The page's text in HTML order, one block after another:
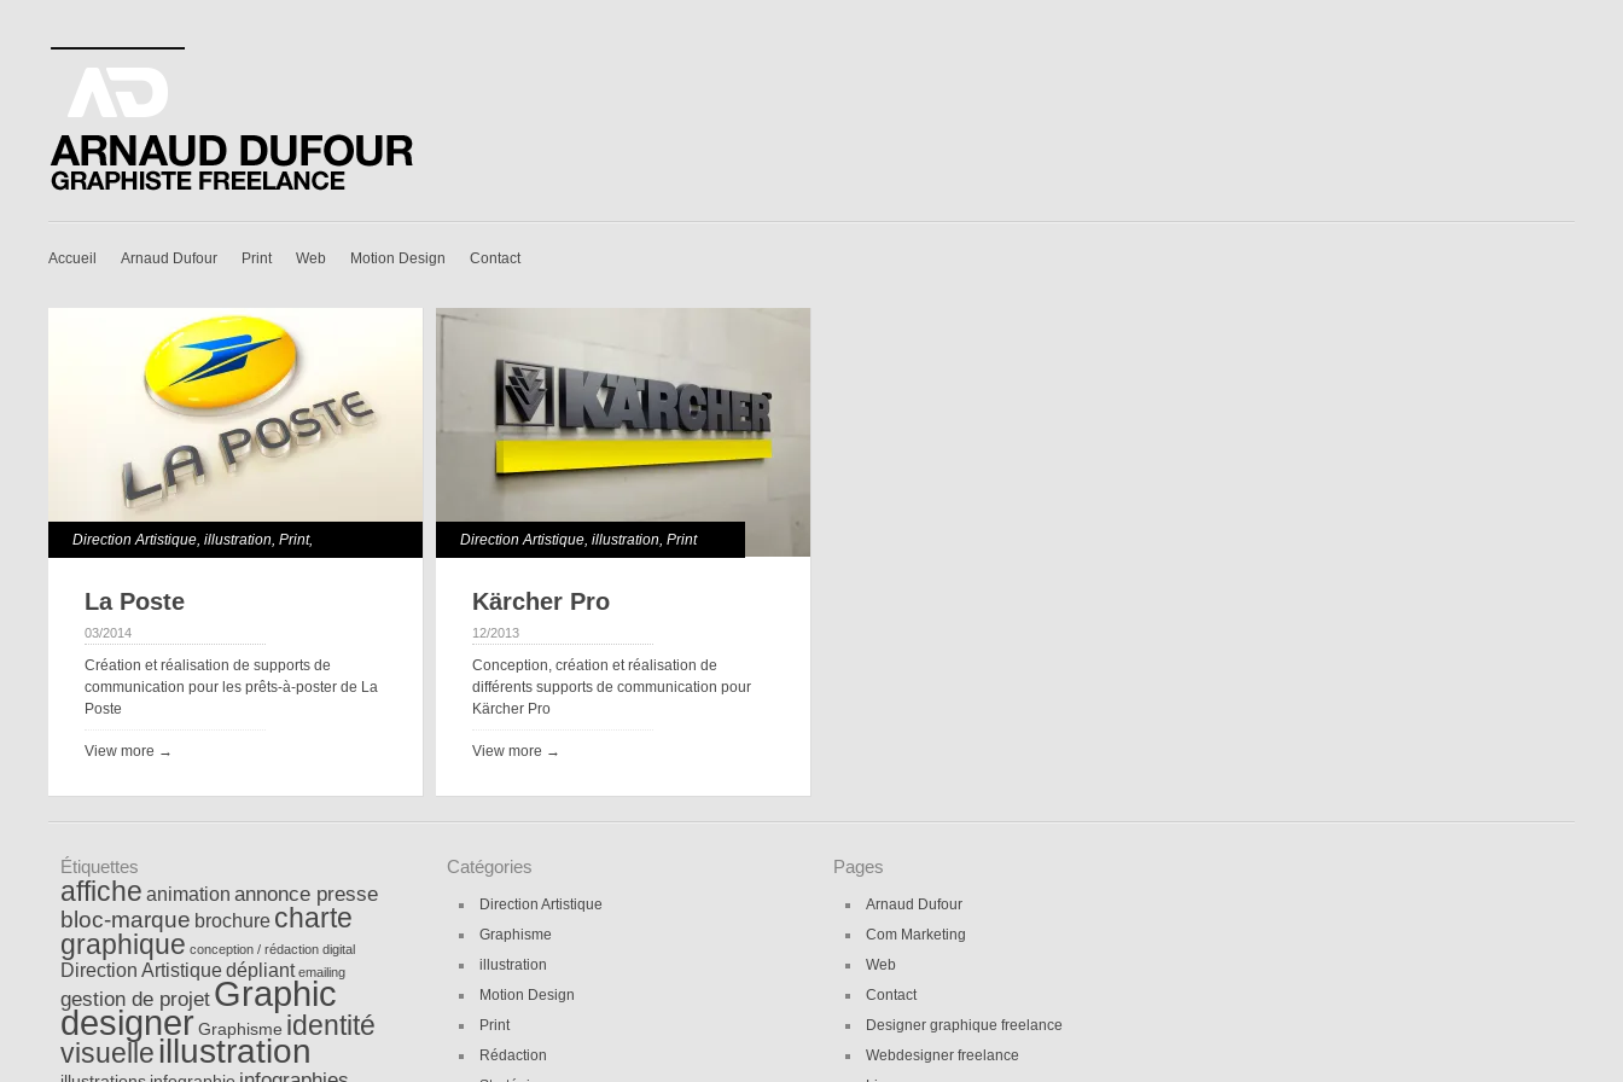
Accueil Arnaud Dufour Print Web Motion Design Contact
Direction Artistique,illustration,Print,
La Poste
03/2014
Création et réalisation de supports de
communication pour les prêts-à-poster de La
Poste
View more →
Direction Artistique,illustration,Print
Kärcher Pro
12/2013
Conception, création et réalisation de
différents supports de communication pour
Kärcher Pro
View more →
Étiquettes
affiche animation annonce presse
bloc-marque brochure charte
graphique conception / rédaction digital
Direction Artistiquedépliant emailing
gestion de projet Graphic
designer Graphisme identité
visuelle illustration
Catégories
Direction Artistique
Graphisme
illustration
Motion Design
Print
Rédaction
Pages
Arnaud Dufour
Com Marketing
Web
Contact
Designer graphique freelance
Webdesigner freelance